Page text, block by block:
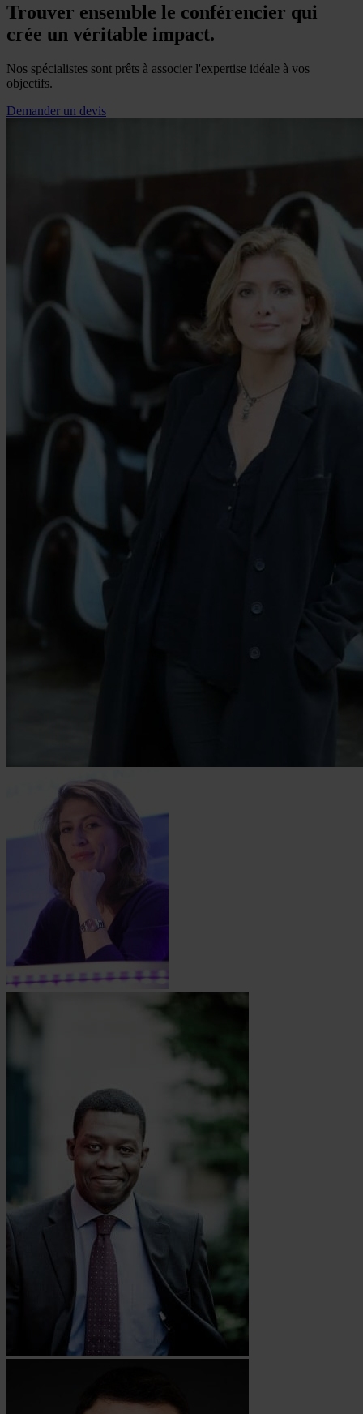
Trouver ensemble le conférencier qui
crée un véritable impact.
Nos spécialistes sont prêts à associer l'expertise idéale à vos
objectifs.
Demander un devis